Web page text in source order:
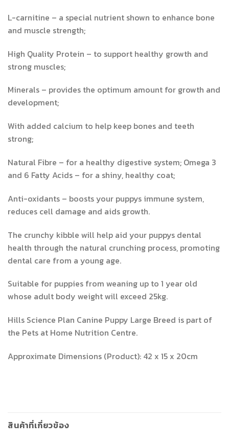
L-carnitine – a special nutrient shown to enhance bone
and muscle strength;
High Quality Protein – to support healthy growth and
strong muscles;
Minerals – provides the optimum amount for growth and
development;
With added calcium to help keep bones and teeth
strong;
Natural Fibre – for a healthy digestive system; Omega 3
and 6 Fatty Acids – for a shiny, healthy coat;
Anti-oxidants – boosts your puppys immune system,
reduces cell damage and aids growth.
The crunchy kibble will help aid your puppys dental
health through the natural crunching process, promoting
dental care from a young age.
Suitable for puppies from weaning up to 1 year old
whose adult body weight will exceed 25kg.
Hills Science Plan Canine Puppy Large Breed is part of
the Pets at Home Nutrition Centre.
Approximate Dimensions (Product): 42 x 15 x 20cm
สินค้าที่เกี่ยวข้อง